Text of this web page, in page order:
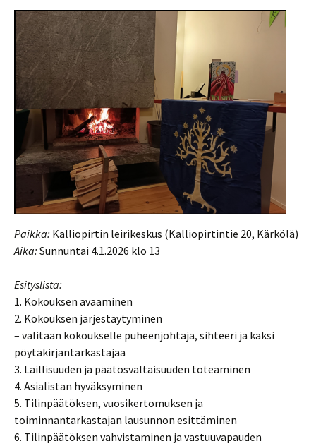
Paikka: Kalliopirtin leirikeskus (Kalliopirtintie 20, Kärkölä)
Aika: Sunnuntai 4.1.2026 klo 13
Esityslista:
1. Kokouksen avaaminen
2. Kokouksen järjestäytyminen
– valitaan kokoukselle puheenjohtaja, sihteeri ja kaksi
pöytäkirjantarkastajaa
3. Laillisuuden ja päätösvaltaisuuden toteaminen
4. Asialistan hyväksyminen
5. Tilinpäätöksen, vuosikertomuksen ja
toiminnantarkastajan lausunnon esittäminen
6. Tilinpäätöksen vahvistaminen ja vastuuvapauden